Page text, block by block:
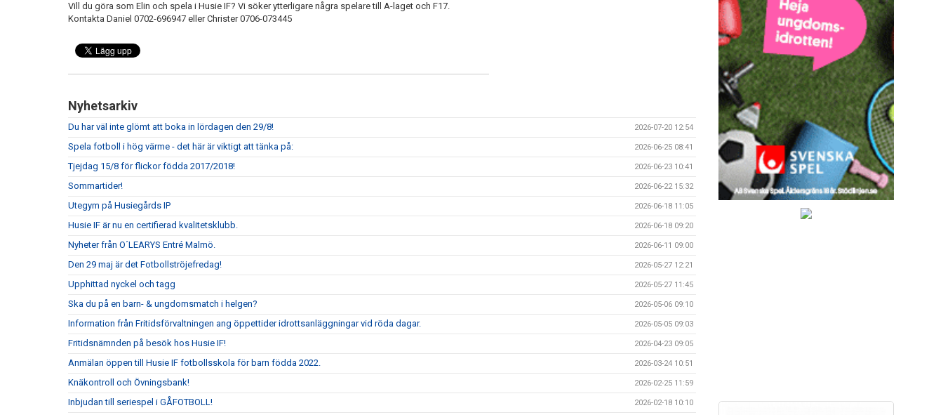
Vill du göra som Elin och spela i Husie IF? Vi söker ytterligare några spelare till A-laget och F17.
Kontakta Daniel 0702-696947 eller Christer 0706-073445
Nyhetsarkiv
Du har väl inte glömt att boka in lördagen den 29/8! 2026-07-20 12:54
Spela fotboll i hög värme - det här är viktigt att tänka på: 2026-06-25 08:41
Tjejdag 15/8 för flickor födda 2017/2018! 2026-06-23 10:41
Sommartider! 2026-06-22 15:32
Utegym på Husiegårds IP 2026-06-18 11:05
Husie IF är nu en certifierad kvalitetsklubb. 2026-06-18 09:20
Nyheter från O´LEARYS Entré Malmö. 2026-06-11 09:00
Den 29 maj är det Fotbollströjefredag! 2026-05-27 12:21
Upphittad nyckel och tagg 2026-05-27 11:45
Ska du på en barn- & ungdomsmatch i helgen? 2026-05-06 09:10
Information från Fritidsförvaltningen ang öppettider idrottsanläggningar vid röda dagar. 2026-05-05 09:03
Fritidsnämnden på besök hos Husie IF! 2026-04-23 09:05
Anmälan öppen till Husie IF fotbollsskola för barn födda 2022. 2026-03-24 10:51
Knäkontroll och Övningsbank! 2026-02-25 11:59
Inbjudan till seriespel i GÅFOTBOLL! 2026-02-18 10:10